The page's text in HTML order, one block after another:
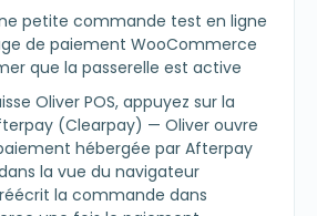
petite commande test en ligne
de paiement WooCommerce
que la passerelle est active
Oliver POS, appuyez sur la
(Clearpay) — Oliver ouvre
hébergée par Afterpay
la vue du navigateur
la commande dans